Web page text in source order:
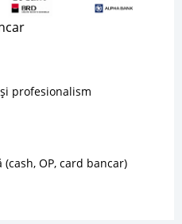
profesionalism
OP, card bancar)